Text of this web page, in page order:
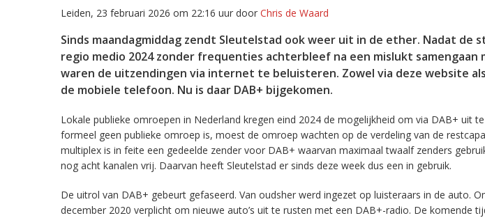
Leiden, 23 februari 2026 om 22:16 uur door Chris de Waard
Sinds maandagmiddag zendt Sleutelstad ook weer uit in de ether. Nadat de
regio medio 2024 zonder frequenties achterbleef na een mislukt
waren de uitzendingen via internet te beluisteren. Zowel via deze website
de mobiele telefoon. Nu is daar DAB+ bijgekomen.
Lokale publieke omroepen in Nederland kregen eind 2024 de mogelijkheid om via DAB+ uit
formeel geen publieke omroep is, moest de omroep wachten op de verdeling van de
multiplex is in feite een gedeelde zender voor DAB+ waarvan maximaal twaalf zenders
nog acht kanalen vrij. Daarvan heeft Sleutelstad er sinds deze week dus een in gebruik.
De uitrol van DAB+ gebeurt gefaseerd. Van oudsher werd ingezet op luisteraars in de auto.
december 2020 verplicht om nieuwe auto’s uit te rusten met een DAB+-radio. De komende